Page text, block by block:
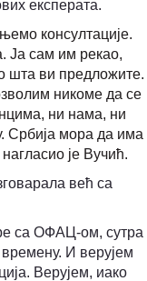
експерата.
консултације.
Ја сам им рекао,
шта ви предложите.
никоме да се
ни нама, ни
Србија мора да има
је Вучић.
већ са
са ОФАЦ-ом, сутра
И верујем
Верујем, иако